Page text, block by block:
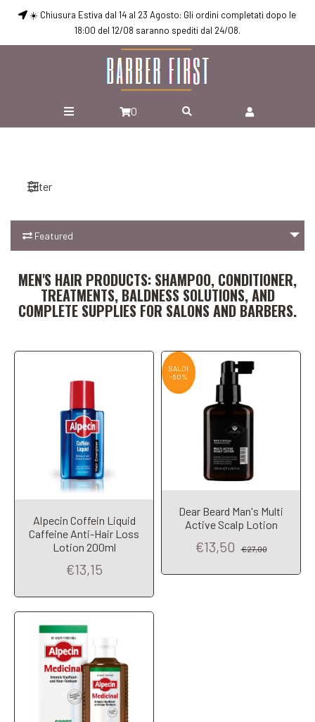
☀️ Chiusura Estiva dal 14 al 23 Agosto: Gli ordini completati dopo le
18:00 del 12/08 saranno spediti dal 24/08.
0
Filter
Featured
MEN'S HAIR PRODUCTS: SHAMPOO, CONDITIONER,
TREATMENTS, BALDNESS SOLUTIONS, AND
COMPLETE SUPPLIES FOR SALONS AND BARBERS.
Add to Cart
Alpecin Coffein Liquid
Caffeine Anti-Hair Loss
Lotion 200ml
€13,15
SALDI
-50%
Add to Cart
Dear Beard Man's Multi
Active Scalp Lotion
€13,50 €27,00
Add to Cart